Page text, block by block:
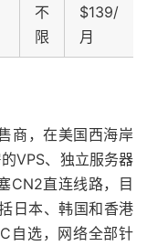
不
限
$139/
月
商，在美国西海岸
VPS、独立服务器
CN2直连线路，目
日本、韩国和香港
自选，网络全部针